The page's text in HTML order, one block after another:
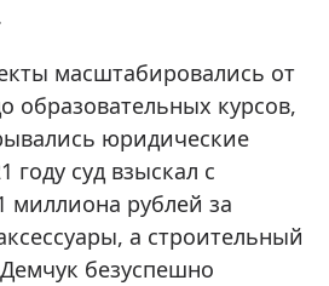
масштабировались от
образовательных курсов,
юридические
году суд взыскал с
миллиона рублей за
а строительный
безуспешно